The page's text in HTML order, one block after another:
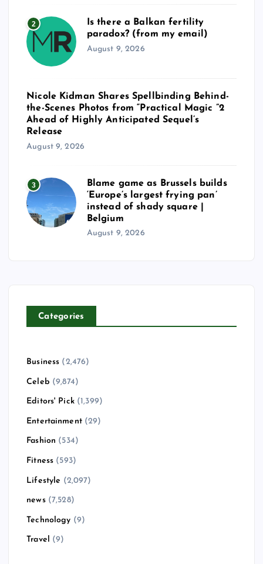
2
Is there a Balkan fertility
paradox? (from my email)
August 9, 2026
Nicole Kidman Shares Spellbinding Behind-
the-Scenes Photos from “Practical Magic ”2
Ahead of Highly Anticipated Sequel’s
Release
August 9, 2026
3
Blame game as Brussels builds
‘Europe’s largest frying pan’
instead of shady square |
Belgium
August 9, 2026
Categories
Business (2,476)
Celeb (9,874)
Editors' Pick(1,399)
Entertainment(29)
Fashion (534)
Fitness (593)
Lifestyle (2,097)
news(7,528)
Technology (9)
Travel (9)